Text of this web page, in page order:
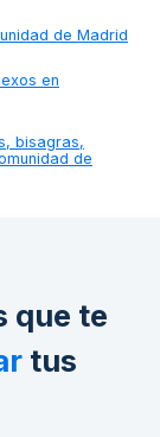
de Madrid
en
bisagras,
de
que te
tus